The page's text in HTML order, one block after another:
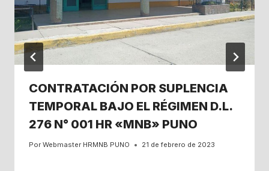
CONTRATACIÓN POR SUPLENCIA
TEMPORAL BAJO EL RÉGIMEN D.L.
276 N° 001 HR «MNB» PUNO
Por Webmaster HRMNB PUNO 21 de febrero de 2023